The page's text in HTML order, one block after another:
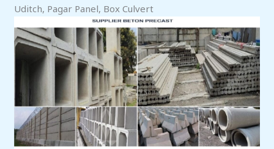
Uditch, Pagar Panel, Box Culvert